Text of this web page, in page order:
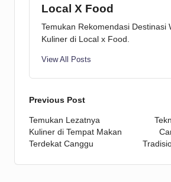
Local X Food
Temukan Rekomendasi Destinasi
Kuliner di Local x Food.
View All Posts
Post
navigation
Previous Post
Temukan Lezatnya
Kuliner di Tempat Makan
Terdekat Canggu